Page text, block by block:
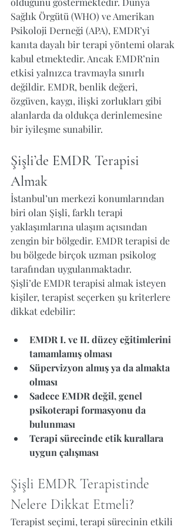
Sağlık Örgütü (WHO) ve Amerikan
Psikoloji Derneği (APA), EMDR’yi
kanıta dayalı bir terapi yöntemi olarak
kabul etmektedir. Ancak EMDR’nin
etkisi yalnızca travmayla sınırlı
değildir. EMDR, benlik değeri,
özgüven, kaygı, ilişki zorlukları gibi
alanlarda da oldukça derinlemesine
bir iyileşme sunabilir.
Şişli’de EMDR Terapisi
Almak
İstanbul’un merkezi konumlarından
biri olan Şişli, farklı terapi
yaklaşımlarına ulaşım açısından
zengin bir bölgedir. EMDR terapisi de
bu bölgede birçok uzman psikolog
tarafından uygulanmaktadır.
Şişli’de EMDR terapisi almak isteyen
kişiler, terapist seçerken şu kriterlere
dikkat edebilir:
EMDR I. ve II. düzey eğitimlerini
tamamlamış olması
Süpervizyon almış ya da almakta
olması
Sadece EMDR değil, genel
psikoterapi formasyonu da
bulunması
Terapi sürecinde etik kurallara
uygun çalışması
Şişli EMDR Terapistinde
Nelere Dikkat Etmeli?
Terapist seçimi, terapi sürecinin etkili